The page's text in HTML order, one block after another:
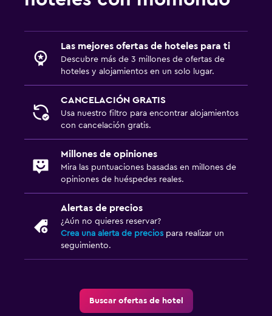
Fax/fotocopiadora
Caja fuerte para laptops
Secador de pelo
Las mejores ofertas de hoteles para ti
Descubre más de 3 millones de ofertas de
hoteles y alojamientos en un solo lugar.
CANCELACIÓN GRATIS
Usa nuestro filtro para encontrar alojamientos
con cancelación gratis.
Millones de opiniones
Mira las puntuaciones basadas en millones de
opiniones de huéspedes reales.
Alertas de precios
¿Aún no quieres reservar?
Crea una alerta de precios para realizar un
seguimiento.
Buscar ofertas de hotel